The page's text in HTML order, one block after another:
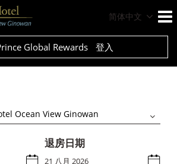
简体中文
Global Rewards 登入
Ocean View Ginowan
退房日期